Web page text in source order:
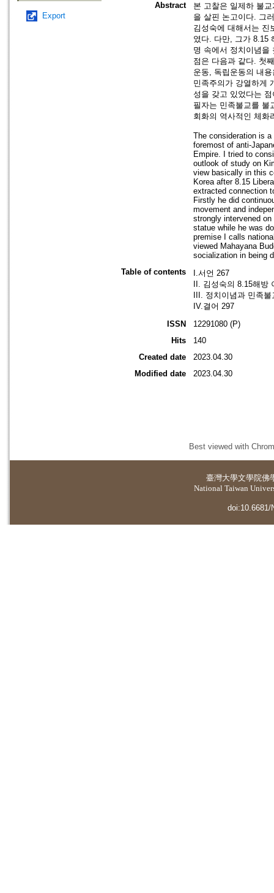
Export
Abstract
본 고찰은 일제하 불
을 살핀 논고이다. 그
김성숙에 대해서는 진
였다. 다만, 그가 8.15
명 속에서 정치이념을
점은 다음과 같다. 첫
운동, 독립운동의 내
민족주의가 강열하게
성을 갖고 있었다는
필자는 민족불교를 불
회화의 역사적인 체화
The consideration is
foremost of anti-
Empire. I tried to
outlook of study on
view basically in this
Korea after 8.15
extracted connection
Firstly he did
movement and
strongly intervened
statue while he was
premise I calls
viewed Mahayana
socialization in being
Table of contents
I.서언 267
II. 김성숙의 8.15해방
III. 정치이념과 민족
IV.결어 297
ISSN
12291080 (P)
Hits
140
Created date
2023.04.30
Modified date
2023.04.30
Best viewed with
臺灣大學文學院佛
National Taiwan
doi:10.6681/